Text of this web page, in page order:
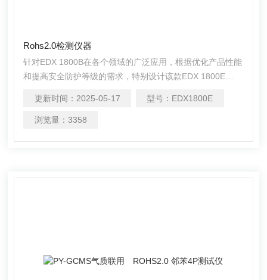
Rohs2.0检测仪器
针对EDX 1800B在各个领域的广泛应用，根据优化产品性能
和提高安全防护等级的需求，特别设计该款EDX 1800E
品的可靠性；利用新X光管的大功率提高仪器的测试效率。
更新时间： 2025-05-17 型号： EDX1800E
浏览量： 3358